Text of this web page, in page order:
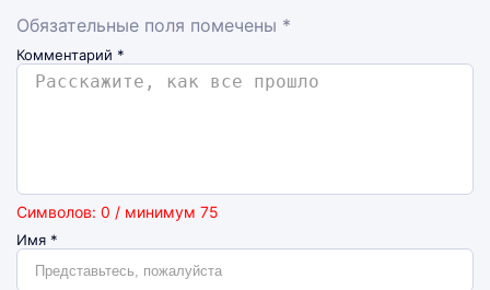
Обязательные поля помечены *
Комментарий *
Символов: 0 / минимум 75
Имя *